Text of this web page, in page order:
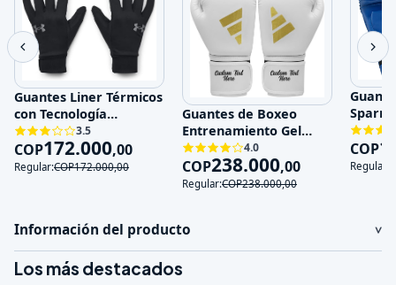
Guantes Liner Térmicos
con Tecnología
Impermeable y Touch
Sc
3.5
COP172.000,00
Regular:COP172.000,00
Guantes de Boxeo
Entrenamiento Gel
Absorción de Impactos
4.0
COP238.000,00
Regular:COP238.000,00
COP
Regular:
Información del producto
Los más destacados